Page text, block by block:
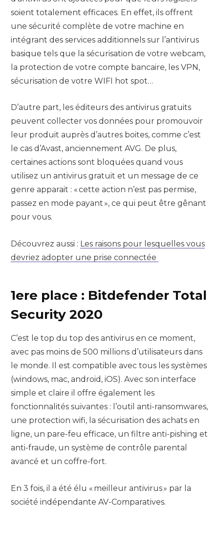
soient totalement efficaces. En effet, ils offrent
une sécurité complète de votre machine en
intégrant des services additionnels sur l’antivirus
basique tels que la sécurisation de votre webcam,
la protection de votre compte bancaire, les VPN,
sécurisation de votre WIFI hot spot…
D’autre part, les éditeurs des antivirus gratuits
peuvent collecter vos données pour promouvoir
leur produit auprès d’autres boites, comme c’est
le cas d’Avast, anciennement AVG. De plus,
certaines actions sont bloquées quand vous
utilisez un antivirus gratuit et un message de ce
genre apparait : « cette action n’est pas permise,
passez en mode payant », ce qui peut être gênant
pour vous.
Découvrez aussi : Les raisons pour lesquelles vous
devriez adopter une prise connectée
1ere place : Bitdefender Total
Security 2020
C’est le top du top des antivirus en ce moment,
avec pas moins de 500 millions d’utilisateurs dans
le monde. Il est compatible avec tous les systèmes
(windows, mac, android, iOS). Avec son interface
simple et claire il offre également les
fonctionnalités suivantes : l’outil anti-ransomwares,
une protection wifi, la sécurisation des achats en
ligne, un pare-feu efficace, un filtre anti-pishing et
anti-fraude, un système de contrôle parental
avancé et un coffre-fort.
En 3 fois, il a été élu « meilleur antivirus » par la
société indépendante AV-Comparatives.